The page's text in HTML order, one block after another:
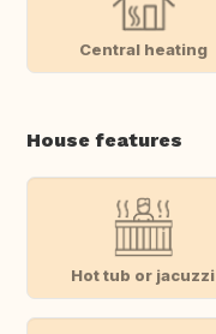
Central heating
House features
Hot tub or jacuzzi